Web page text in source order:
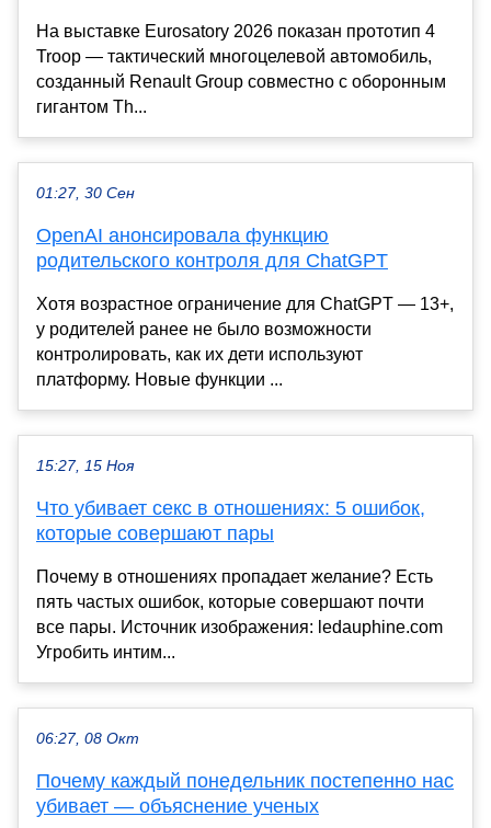
На выставке Eurosatory 2026 показан прототип 4
Troop — тактический многоцелевой автомобиль,
созданный Renault Group совместно с оборонным
гигантом Th...
01:27, 30 Сен
OpenAI анонсировала функцию
родительского контроля для ChatGPT
Хотя возрастное ограничение для ChatGPT — 13+,
у родителей ранее не было возможности
контролировать, как их дети используют
платформу. Новые функции ...
15:27, 15 Ноя
Что убивает секс в отношениях: 5 ошибок,
которые совершают пары
Почему в отношениях пропадает желание? Есть
пять частых ошибок, которые совершают почти
все пары. Источник изображения: ledauphine.com
Угробить интим...
06:27, 08 Окт
Почему каждый понедельник постепенно нас
убивает — объяснение ученых